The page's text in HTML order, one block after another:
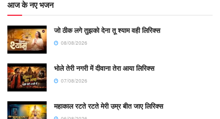
आज के नए भजन
जो ठीक लगे तुझको देना तू श्याम वही लिरिक्स
08/08/2026
भोले तेरी नगरी में दीवाना तेरा आया लिरिक्स
07/08/2026
महाकाल रटते रटते मेरी उम्र बीत जाए लिरिक्स